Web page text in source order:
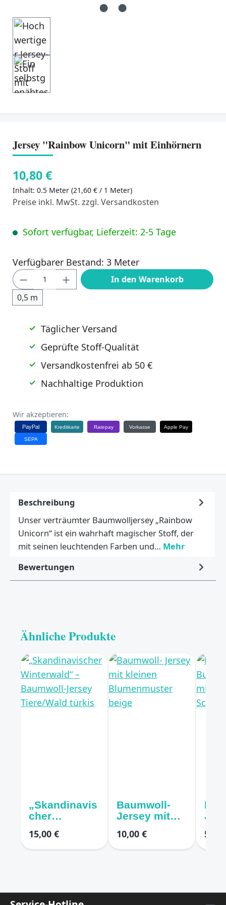
Jersey "Rainbow Unicorn" mit Einhörnern
10,80 €
Inhalt: 0.5 Meter (21,60 € / 1 Meter)
Preise inkl. MwSt. zzgl. Versandkosten
Sofort verfügbar, Lieferzeit: 2-5 Tage
Verfügbarer Bestand: 3 Meter
Produkt Anzahl: Gib den gewünschten
0,5 m
In den Warenkorb
Täglicher Versand
Geprüfte Stoff-Qualität
Versandkostenfrei ab 50 €
Nachhaltige Produktion
Wir akzeptieren:
PayPal Kreditkarte Ratepay Vorkasse Apple Pay
SEPA
Beschreibung
Unser verträumter Baumwolljersey „Rainbow
Unicorn“ ist ein wahrhaft magischer Stoff, der
mit seinen leuchtenden Farben und… Mehr
Bewertungen
Ähnliche Produkte
„Skandinavis
cher
– Baumwoll-
15,00 €
Baumwoll-
Jersey mit
Blumenmust
10,00 € 5,00